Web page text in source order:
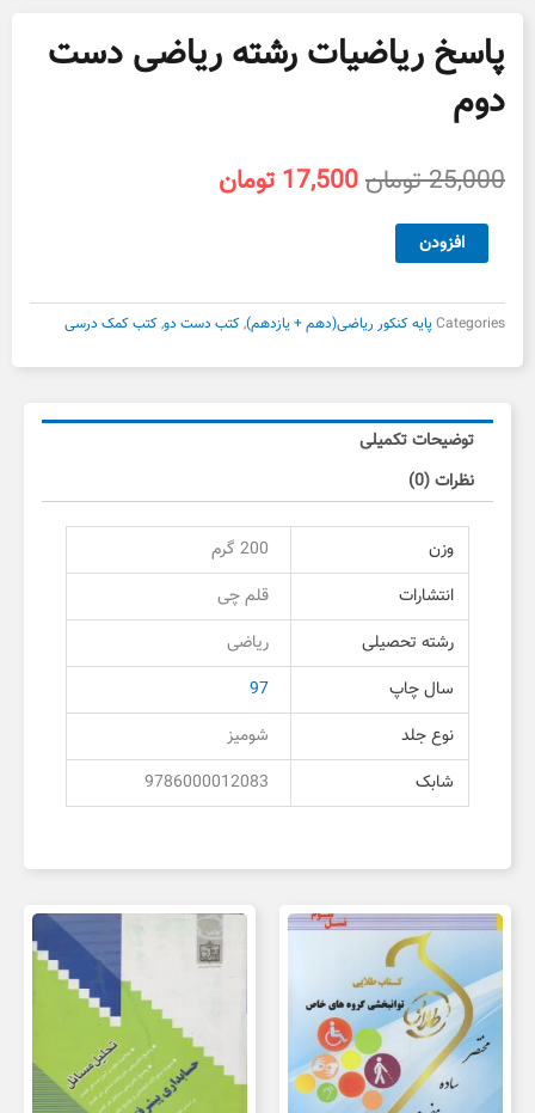
پاسخ ریاضیات رشته ریاضی دست
دوم
25,000تومانقیمت
17,500 تومان
پاسخ
ریاضیات
ریاضی
دست
دوم
افزودن
Categoriesپایه کنکور ریاضی(دهم + یازدهم),کتب دست دو,کتب کمک درسی
توضیحات تکمیلی
نظرات (0)
وزن
200 گرم
انتشارات
قلم چی
رشته تحصیلی
ریاضی
سال چاپ
97
نوع جلد
شومیز
شابک
9786000012083